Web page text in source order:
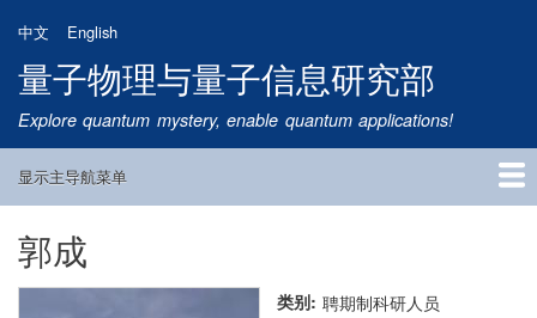
到
主
要
内
中文 English
量子物理与量子信息研究部
Explore quantum mystery, enable quantum applications!
Main
显示主导航菜单
首页
研究方向
量子卫星
团队成员
新闻动态
研究进展
学术报告
论文发表
公告通知
招生信息
相关链接
郭成
类别 聘期制科研人员